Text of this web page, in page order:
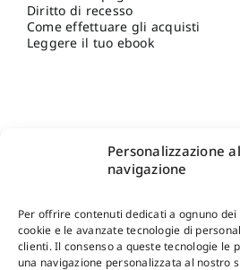
Personalizzazione
navigazione
Per offrire contenuti dedicati a ognuno
cookie e le avanzate tecnologie di
clienti. Il consenso a queste tecnologie le
una navigazione personalizzata al nostro
Diritto di recesso
Come effettuare gli acquisti
Leggere il tuo ebook